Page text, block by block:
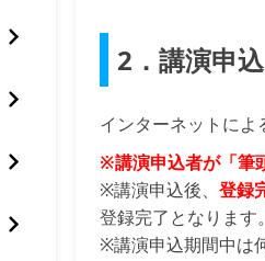
2．講演申込
インターネットに
※講演申込者が「筆
※講演申込後、 登録
登録完了となります。
※講演申込期間中は